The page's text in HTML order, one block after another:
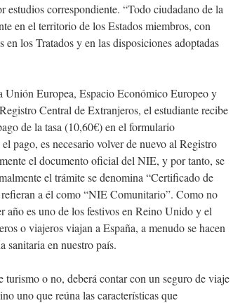
correspondiente. “Todo ciudadano de la
en el territorio de los Estados miembros, con
los Tratados y en las disposiciones adoptadas
Europea, Espacio Económico Europeo y
Central de Extranjeros, el estudiante recibe
de la tasa (10,60€) en el formulario
pago, es necesario volver de nuevo al Registro
el documento oficial del NIE, y por tanto, se
el trámite se denomina “Certificado de
a él como “NIE Comunitario”. Como no
año es uno de los festivos en Reino Unido y el
o viajeros viajan a España, a menudo se hacen
sanitaria en nuestro país.
turismo o no, deberá contar con un seguro de viaje
uno que reúna las características que